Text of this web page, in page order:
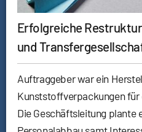
Erfolgreiche
und
Auftraggeber war ein
Kunststoffverpackungen
Die Geschäftsleitung plante